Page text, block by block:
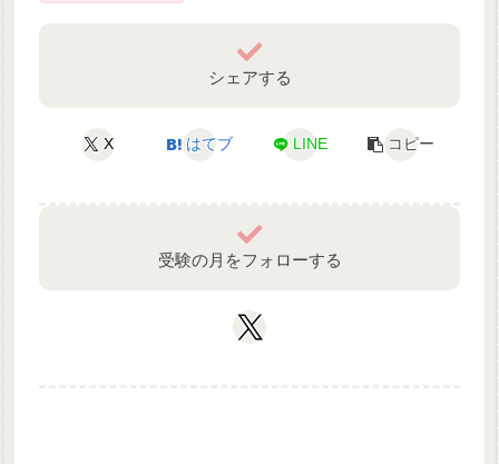
シェアする
X はてブ LINE コピー
受験の月をフォローする